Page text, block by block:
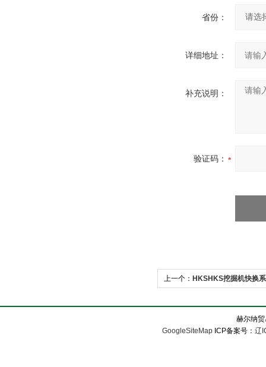
省份：
详细地址：
补充说明：
验证码：
上一个： HKSHKS挖掘机快换
赫尔纳
GoogleSiteMap ICP备案号：辽